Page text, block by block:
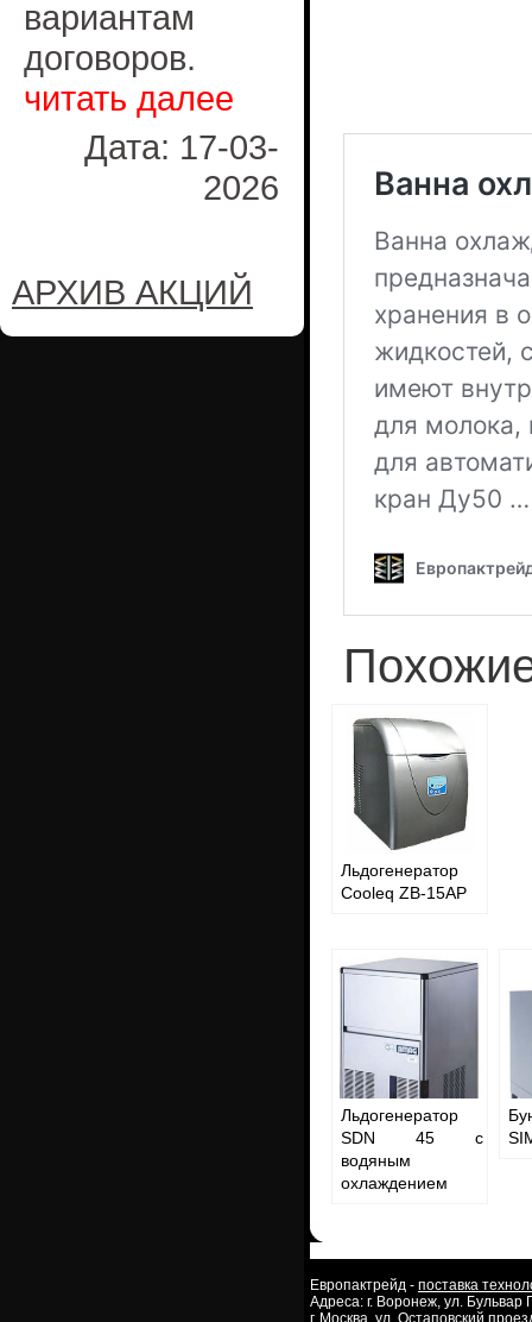
вариантам
договоров.
читать далее
Дата: 17-03-
2026
АРХИВ АКЦИЙ
Льдогенератор
Cooleq ZB-15AP
Льдогенератор
SDN 45 с
водяным
охлаждением
Европактрейд - поставка
Адреса: г. Воронеж, ул.
г. Москва, ул. Остаповский